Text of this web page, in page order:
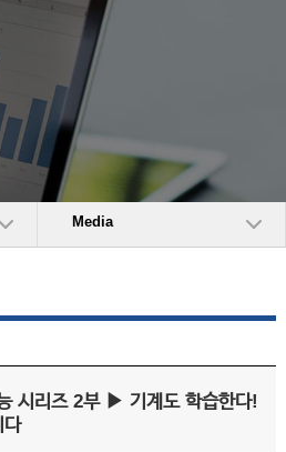
Media
시리즈 2부 ▶ 기계도 학습한다!
다